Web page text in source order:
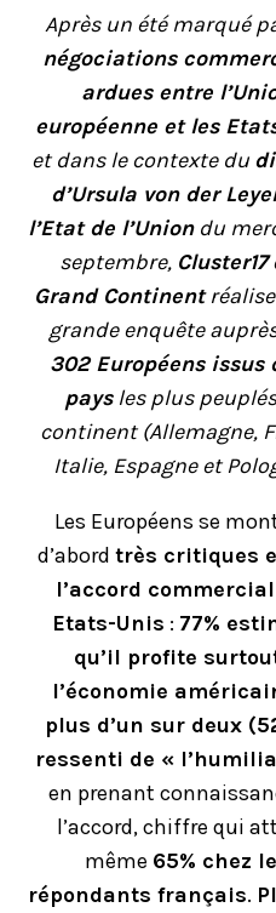
Après un été marqué
négociations
ardues entre
européenne et les
et dans le contexte du
d’Ursula von der
l’Etat de l’Uniondu
septembre, Cluster17
Grand Continent
grande enquête
302 Européens issus
paysles plus
continent (Allemagne,
Italie, Espagne et
Les Européens se
d’abord très critiques
l’accord commercial
Etats-Unis : 77%
qu’il profite
l’économie
plus d’un sur deux
ressenti de «
en prenant
l’accord, chiffre qui
même 65% chez
répondants français.